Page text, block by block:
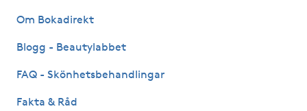
Kosmetisk tatuering
Kroppsinpackning
Om Bokadirekt
Blogg - Beautylabbet
FAQ - Skönhetsbehandlingar
Fakta & Råd